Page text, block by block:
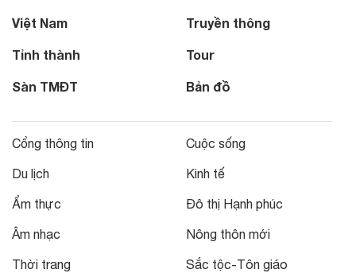
Việt Nam
Tỉnh thành
Sàn TMĐT
Truyền thông
Tour
Bản đồ
Cổng thông tin
Du lịch
Ẩm thực
Âm nhạc
Thời trang
Cuộc sống
Kinh tế
Đô thị Hạnh phúc
Nông thôn mới
Sắc tộc-Tôn giáo